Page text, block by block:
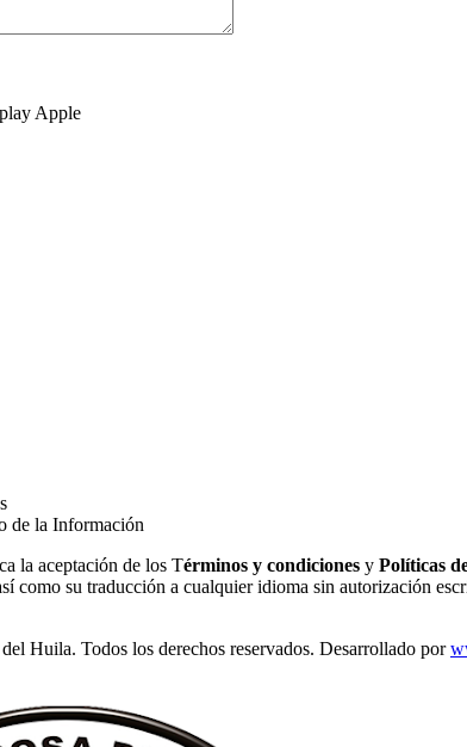
Apple
de la Información
la aceptación de los Términos y condiciones y Políticas
como su traducción a cualquier idioma sin autorización
Huila. Todos los derechos reservados. Desarrollado por